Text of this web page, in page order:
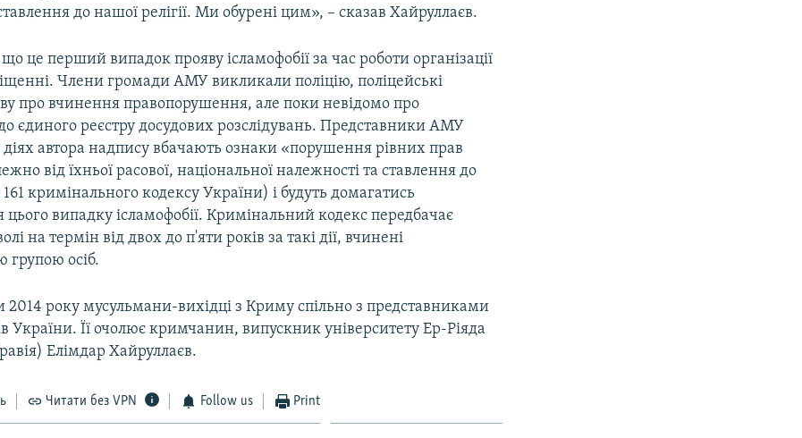
до нашої релігії. Ми обурені цим», – сказав Хайруллаєв.
це перший випадок прояву ісламофобії за час роботи організації
Члени громади АМУ викликали поліцію, поліцейські
про вчинення правопорушення, але поки невідомо про
єдиного реєстру досудових розслідувань. Представники АМУ
автора надпису вбачають ознаки «порушення рівних прав
від їхньої расової, національної належності та ставлення до
161 кримінального кодексу України) і будуть домагатись
цього випадку ісламофобії. Кримінальний кодекс передбачає
на термін від двох до п'яти років за такі дії, вчинені
групою осіб.
року мусульмани-вихідці з Криму спільно з представниками
України. Її очолює кримчанин, випускник університету Ер-Ріяда
Елімдар Хайруллаєв.
Читати без VPN Follow us Print